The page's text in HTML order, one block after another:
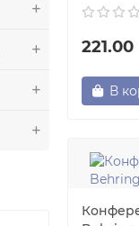
221.00
В